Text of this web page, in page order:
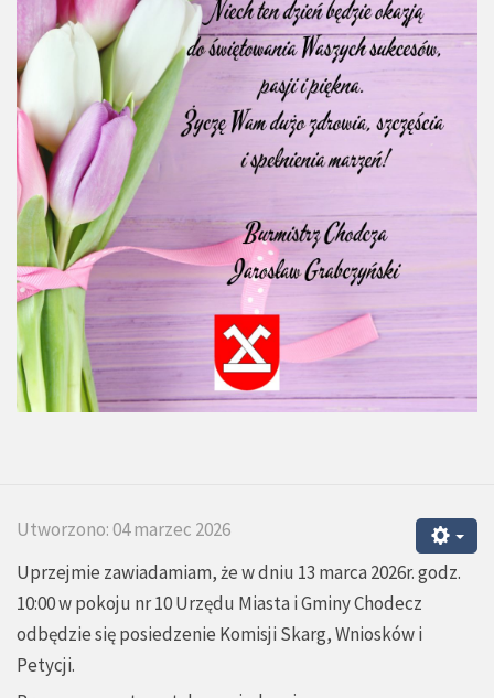
Utworzono: 04 marzec 2026
Uprzejmie zawiadamiam, że w dniu 13 marca 2026r. godz.
10:00 w pokoju nr 10 Urzędu Miasta i Gminy Chodecz
odbędzie się posiedzenie Komisji Skarg, Wniosków i
Petycji.